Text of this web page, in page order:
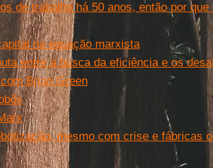
de trabalho há 50 anos, então por que
na equação marxista
entre a busca da eficiência e os
Brian Green
mesmo com crise e fábricas